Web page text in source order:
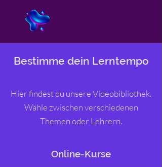
Bestimme dein Lerntempo
Hier findest du unsere Videobibliothek.
Wähle zwischen verschiedenen
Themen oder Lehrern.
Online-Kurse